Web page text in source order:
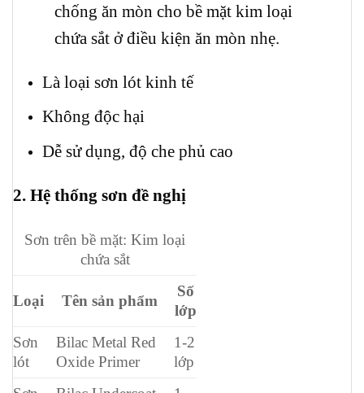
chống ăn mòn cho bề mặt kim loại
chứa sắt ở điều kiện ăn mòn nhẹ.
Là loại sơn lót kinh tế
Không độc hại
Dễ sử dụng, độ che phủ cao
2. Hệ thống sơn đề nghị
Sơn trên bề mặt: Kim loại
chứa sắt
Loại Tên sản phẩm
Số
lớp
Sơn
lót
Bilac Metal Red
Oxide Primer
1-2
lớp